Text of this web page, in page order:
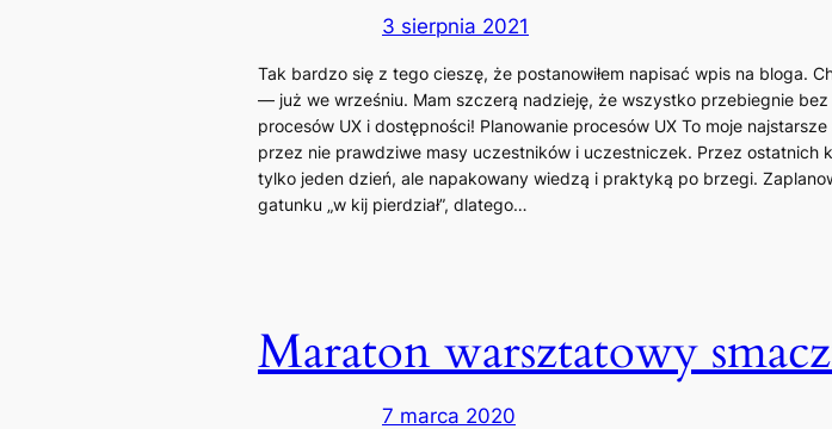
3 sierpnia 2021
Tak bardzo się z tego cieszę, że postanowiłem napisać wpis na bloga.
— już we wrześniu. Mam szczerą nadzieję, że wszystko przebiegnie
procesów UX i dostępności! Planowanie procesów UX To moje
przez nie prawdziwe masy uczestników i uczestniczek. Przez ostatnich
tylko jeden dzień, ale napakowany wiedzą i praktyką po brzegi.
gatunku „w kij pierdział”, dlatego…
Maraton warsztatowy
7 marca 2020